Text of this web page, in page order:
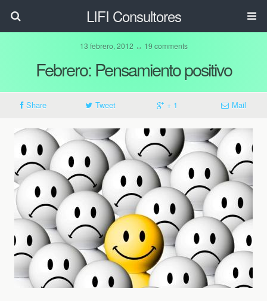
LIFI Consultores
13 febrero, 2012 ↔ 19 comments
Febrero: Pensamiento positivo
Share Tweet + 1 Mail